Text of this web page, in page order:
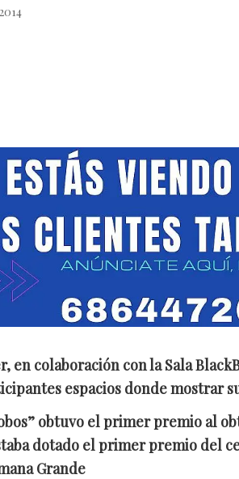
colaboración con la Sala
espacios donde mostrar
obtuvo el primer premio al
dotado el primer premio del
Grande